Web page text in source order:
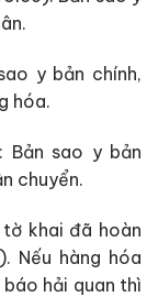
y bản chính,
hóa.
Bản sao y bản
chuyển.
tờ khai đã hoàn
Nếu hàng hóa
hải quan thì